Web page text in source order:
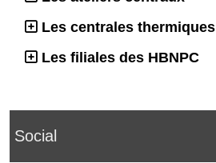
Les centrales thermiques
Les filiales des HBNPC
Social